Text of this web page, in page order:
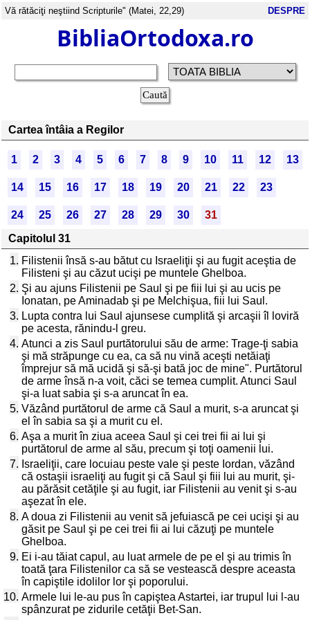
Vă rătăciţi neştiind Scripturile" (Matei, 22,29) DESPRE
BibliaOrtodoxa.ro
Cartea întâia a Regilor
1 2 3 4 5 6 7 8 9 10 11 12 13
14 15 16 17 18 19 20 21 22 23
24 25 26 27 28 29 30
31
Capitolul 31
1. Filistenii însă s-au bătut cu Israeliţii şi au fugit aceştia de
Filisteni şi au căzut ucişi pe muntele Ghelboa.
2. Şi au ajuns Filistenii pe Saul şi pe fiii lui şi au ucis pe
Ionatan, pe Aminadab şi pe Melchişua, fiii lui Saul.
3. Lupta contra lui Saul ajunsese cumplită şi arcaşii îl loviră
pe acesta, rănindu-l greu.
4. Atunci a zis Saul purtătorului său de arme: Trage-ţi sabia
şi mă străpunge cu ea, ca să nu vină aceşti netăiaţi
împrejur să mă ucidă şi să-şi bată joc de mine". Purtătorul
de arme însă n-a voit, căci se temea cumplit. Atunci Saul
şi-a luat sabia şi s-a aruncat în ea.
5. Văzând purtătorul de arme că Saul a murit, s-a aruncat şi
el în sabia sa şi a murit cu el.
6. Aşa a murit în ziua aceea Saul şi cei trei fii ai lui şi
purtătorul de arme al său, precum şi toţi oamenii lui.
7. Israeliţii, care locuiau peste vale şi peste Iordan, văzând
că ostaşii israeliţi au fugit şi că Saul şi fiii lui au murit, şi-
au părăsit cetăţile şi au fugit, iar Filistenii au venit şi s-au
aşezat în ele.
8. A doua zi Filistenii au venit să jefuiască pe cei ucişi şi au
găsit pe Saul şi pe cei trei fii ai lui căzuţi pe muntele
Ghelboa.
9. Ei i-au tăiat capul, au luat armele de pe el şi au trimis în
toată ţara Filistenilor ca să se vestească despre aceasta
în capiştile idolilor lor şi poporului.
10. Armele lui le-au pus în capiştea Astartei, iar trupul lui l-au
spânzurat pe zidurile cetăţii Bet-San.